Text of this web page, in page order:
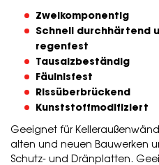
Zweikomponentig
Schnell durchhärtend
regenfest
Tausalzbeständig
Fäulnisfest
Rissüberbrückend
Kunststoffmodifiziert
Geeignet für
alten und neuen Bauwerken
Schutz- und Dränplatten.